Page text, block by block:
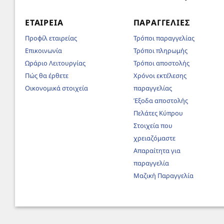
ΕΤΑΙΡΕΊΑ
Προφίλ εταιρείας
Επικοινωνία
Ωράριο Λειτουργίας
Πώς θα έρθετε
Οικονομικά στοιχεία
ΠΑΡΑΓΓΕΛΊΕΣ
Τρόποι παραγγελίας
Τρόποι πληρωμής
Τρόποι αποστολής
Χρόνοι εκτέλεσης
παραγγελίας
Έξοδα αποστολής
Πελάτες Κύπρου
Στοιχεία που
χρειαζόμαστε
Απαραίτητα για
παραγγελία
Μαζική Παραγγελία